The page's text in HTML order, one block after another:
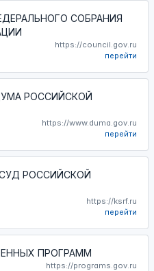
СОБРАНИЯ
https://council.gov.ru
перейти
РОССИЙСКОЙ
https://www.duma.gov.ru
перейти
РОССИЙСКОЙ
https://ksrf.ru
перейти
ПРОГРАММ
https://programs.gov.ru